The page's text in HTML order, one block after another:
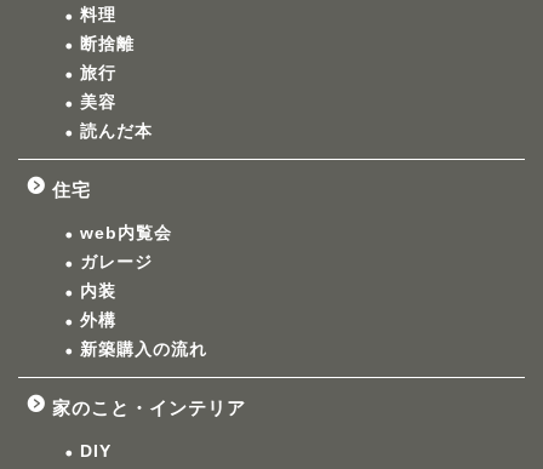
料理
断捨離
旅行
美容
読んだ本
住宅
web内覧会
ガレージ
内装
外構
新築購入の流れ
家のこと・インテリア
DIY